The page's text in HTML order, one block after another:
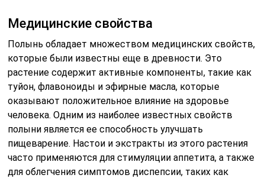
Медицинские свойства
Полынь обладает множеством медицинских свойств,
которые были известны еще в древности. Это
растение содержит активные компоненты, такие как
туйон, флавоноиды и эфирные масла, которые
оказывают положительное влияние на здоровье
человека. Одним из наиболее известных свойств
полыни является ее способность улучшать
пищеварение. Настои и экстракты из этого растения
часто применяются для стимуляции аппетита, а также
для облегчения симптомов диспепсии, таких как